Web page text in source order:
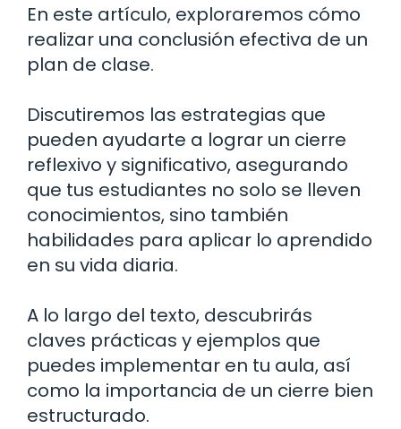
En este artículo, exploraremos cómo
realizar una conclusión efectiva de un
plan de clase.
Discutiremos las estrategias que
pueden ayudarte a lograr un cierre
reflexivo y significativo, asegurando
que tus estudiantes no solo se lleven
conocimientos, sino también
habilidades para aplicar lo aprendido
en su vida diaria.
A lo largo del texto, descubrirás
claves prácticas y ejemplos que
puedes implementar en tu aula, así
como la importancia de un cierre bien
estructurado.